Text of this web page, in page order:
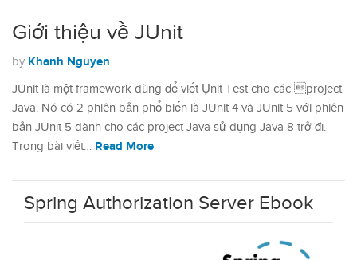
Giới thiệu về JUnit
by Khanh Nguyen
JUnit là một framework dùng để viết Ụnit Test cho các project
Java. Nó có 2 phiên bản phổ biến là JUnit 4 và JUnit 5 với phiên
bản JUnit 5 dành cho các project Java sử dụng Java 8 trở đi.
Trong bài viết… Read More
Spring Authorization Server Ebook